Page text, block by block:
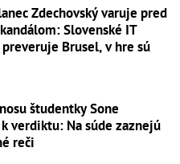
Zdechovský varuje pred
Slovenské IT
Brusel, v hre sú
študentky Sone
verdiktu: Na súde zaznejú
reči